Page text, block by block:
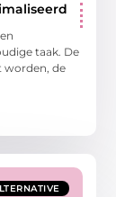
taak. De
worden, de